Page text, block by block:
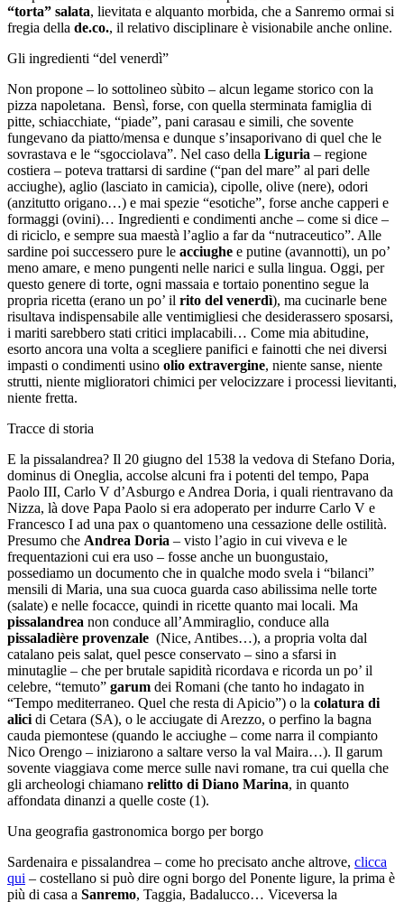
“torta” salata, lievitata e alquanto morbida, che a Sanremo ormai si
fregia della de.co., il relativo disciplinare è visionabile anche online.
Gli ingredienti “del venerdì”
Non propone – lo sottolineo sùbito – alcun legame storico con la
pizza napoletana. Bensì, forse, con quella sterminata famiglia di
pitte, schiacchiate, “piade”, pani carasau e simili, che sovente
fungevano da piatto/mensa e dunque s’insaporivano di quel che le
sovrastava e le “sgocciolava”. Nel caso della Liguria – regione
costiera – poteva trattarsi di sardine (“pan del mare” al pari delle
acciughe), aglio (lasciato in camicia), cipolle, olive (nere), odori
(anzitutto origano…) e mai spezie “esotiche”, forse anche capperi e
formaggi (ovini)… Ingredienti e condimenti anche – come si dice –
di riciclo, e sempre sua maestà l’aglio a far da “nutraceutico”. Alle
sardine poi successero pure le acciughe e putine (avannotti), un po’
meno amare, e meno pungenti nelle narici e sulla lingua. Oggi, per
questo genere di torte, ogni massaia e tortaio ponentino segue la
propria ricetta (erano un po’ il rito del venerdì), ma cucinarle bene
risultava indispensabile alle ventimigliesi che desiderassero sposarsi,
i mariti sarebbero stati critici implacabili… Come mia abitudine,
esorto ancora una volta a scegliere panifici e fainotti che nei diversi
impasti o condimenti usino olio extravergine, niente sanse, niente
strutti, niente miglioratori chimici per velocizzare i processi lievitanti,
niente fretta.
Tracce di storia
E la pissalandrea? Il 20 giugno del 1538 la vedova di Stefano Doria,
dominus di Oneglia, accolse alcuni fra i potenti del tempo, Papa
Paolo III, Carlo V d’Asburgo e Andrea Doria, i quali rientravano da
Nizza, là dove Papa Paolo si era adoperato per indurre Carlo V e
Francesco I ad una pax o quantomeno una cessazione delle ostilità.
Presumo che Andrea Doria – visto l’agio in cui viveva e le
frequentazioni cui era uso – fosse anche un buongustaio,
possediamo un documento che in qualche modo svela i “bilanci”
mensili di Maria, una sua cuoca guarda caso abilissima nelle torte
(salate) e nelle focacce, quindi in ricette quanto mai locali. Ma
pissalandrea non conduce all’Ammiraglio, conduce alla
pissaladière provenzale (Nice, Antibes…), a propria volta dal
catalano peis salat, quel pesce conservato – sino a sfarsi in
minutaglie – che per brutale sapidità ricordava e ricorda un po’ il
celebre, “temuto” garum dei Romani (che tanto ho indagato in
“Tempo mediterraneo. Quel che resta di Apicio”) o la colatura di
alici di Cetara (SA), o le acciugate di Arezzo, o perfino la bagna
cauda piemontese (quando le acciughe – come narra il compianto
Nico Orengo – iniziarono a saltare verso la val Maira…). Il garum
sovente viaggiava come merce sulle navi romane, tra cui quella che
gli archeologi chiamano relitto di Diano Marina, in quanto
affondata dinanzi a quelle coste (1).
Una geografia gastronomica borgo per borgo
Sardenaira e pissalandrea – come ho precisato anche altrove, clicca
qui – costellano si può dire ogni borgo del Ponente ligure, la prima è
più di casa a Sanremo, Taggia, Badalucco… Viceversa la